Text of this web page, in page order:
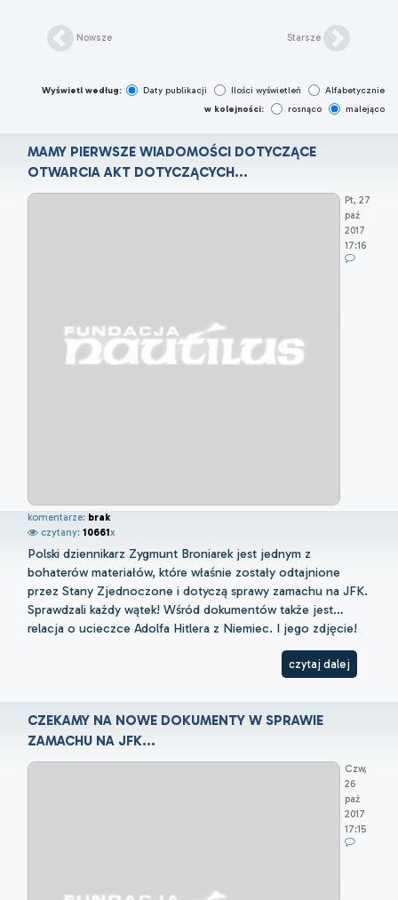
Nowsze Starsze
Wyświetl według: Daty publikacji Ilości wyświetleń
Alfabetycznie
w kolejności:
rosnąco malejąco
MAMY PIERWSZE WIADOMOŚCI DOTYCZĄCE
OTWARCIA AKT DOTYCZĄCYCH...
Pt, 27
paź
2017
17:16
komentarze: brak
czytany: 10661x
Polski dziennikarz Zygmunt Broniarek jest jednym z
bohaterów materiałów, które właśnie zostały odtajnione
przez Stany Zjednoczone i dotyczą sprawy zamachu na JFK.
Sprawdzali każdy wątek! Wśród dokumentów także jest…
relacja o ucieczce Adolfa Hitlera z Niemiec. I jego zdjęcie!
czytaj dalej
CZEKAMY NA NOWE DOKUMENTY W SPRAWIE
ZAMACHU NA JFK...
Czw,
26
paź
2017
17:15